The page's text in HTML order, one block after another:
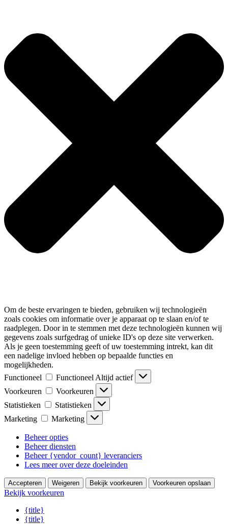
Om de beste ervaringen te bieden, gebruiken wij technologieën
zoals cookies om informatie over je apparaat op te slaan en/of te
raadplegen. Door in te stemmen met deze technologieën kunnen wij
gegevens zoals surfgedrag of unieke ID's op deze site verwerken.
Als je geen toestemming geeft of uw toestemming intrekt, kan dit
een nadelige invloed hebben op bepaalde functies en
mogelijkheden.
Functioneel
Functioneel Altijd actief
Voorkeuren
Voorkeuren
Statistieken
Statistieken
Marketing
Marketing
Beheer opties
Beheer diensten
Beheer {vendor_count} leveranciers
Lees meer over deze doeleinden
Accepteren Weigeren Bekijk voorkeuren Voorkeuren opslaan
Bekijk voorkeuren
{title}
{title}